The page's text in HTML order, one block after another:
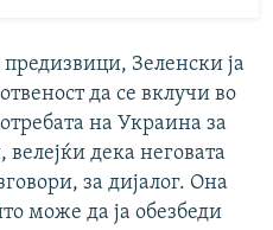
Зеленски ја
да се вклучи во
на Украина за
дека неговата
за дијалог. Она
може да ја обезбеди